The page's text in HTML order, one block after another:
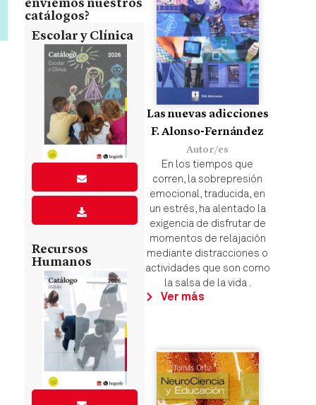
enviemos nuestros
catálogos?
Escolar y Clínica
Recursos
Humanos
Las nuevas adicciones
F. Alonso-Fernández
Autor/es
En los tiempos que
corren, la sobrepresión
emocional, traducida, en
un estrés, ha alentado la
exigencia de disfrutar de
momentos de relajación
mediante distracciones o
actividades que son como
la salsa de la vida .
Ver más